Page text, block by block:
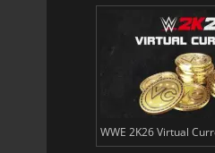
WWE 2K26 Virtual